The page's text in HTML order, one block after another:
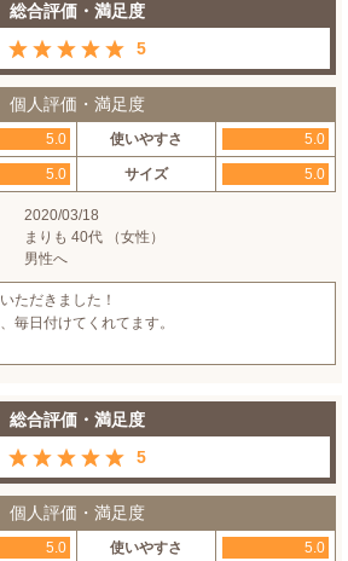
総合評価・満足度
5
個人評価・満足度
5.0 使いやすさ 5.0
5.0 サイズ 5.0
2020/03/18
まりも 40代 （女性）
男性へ
ただきました！
毎日付けてくれてます。
総合評価・満足度
5
個人評価・満足度
5.0 使いやすさ 5.0